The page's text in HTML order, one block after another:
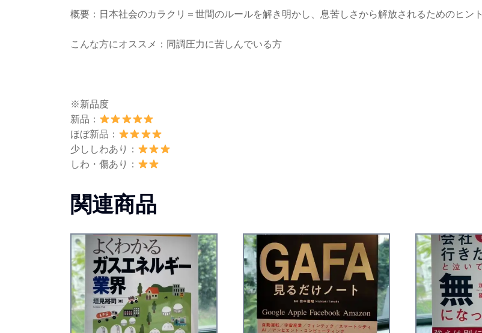
概要：日本社会のカラクリ＝世間のルールを解き明かし、息苦しさから解放されるためのヒント
こんな方にオススメ：同調圧力に苦しんでいる方
※新品度
新品：
ほぼ新品：
少ししわあり：
しわ・傷あり：
関連商品